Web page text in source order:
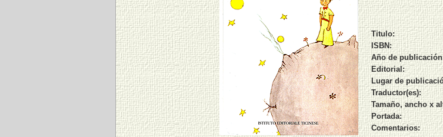
Titulo:
ISBN:
Año de
Editorial:
Lugar de
Traductor(es):
Tamaño, ancho x
Portada:
Comentarios: